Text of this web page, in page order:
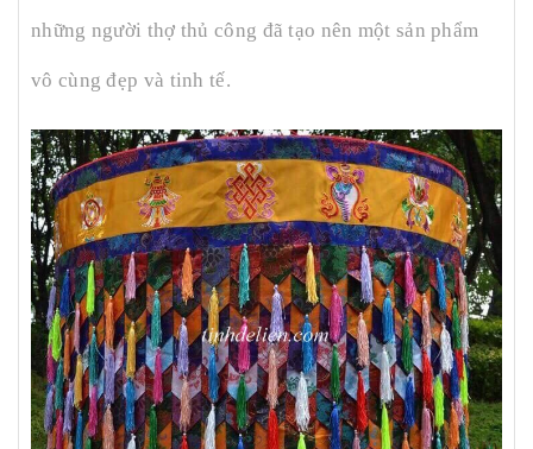
những người thợ thủ công đã tạo nên một sản phẩm
vô cùng đẹp và tinh tế.